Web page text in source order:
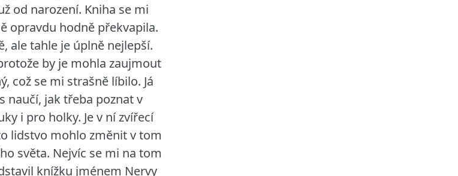
od narození. Kniha se mi
opravdu hodně překvapila.
ale tahle je úplně nejlepší.
by je mohla zaujmout
což se mi strašně líbilo. Já
naučí, jak třeba poznat v
i pro holky. Je v ní zvířecí
lidstvo mohlo změnit v tom
světa. Nejvíc se mi na tom
knížku jménem Nervy